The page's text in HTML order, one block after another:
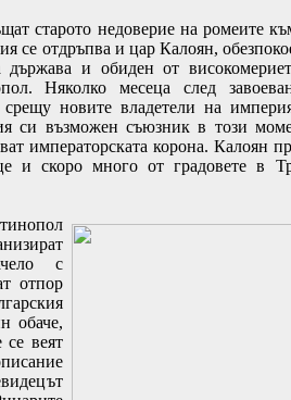
старото недоверие на ромеите
се отдръпва и цар Калоян,
държава и обиден от
Няколко месеца след
новите владетели на
си възможен съюзник в този
императорската корона. Калоян
и скоро много от градовете в
с
отпор
обаче,
се веят